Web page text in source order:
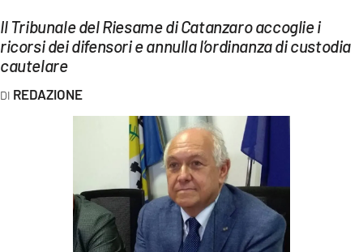
LAC NETWORK
LACONAIR.IT
Il Tribunale del Riesame di Catanzaro accoglie i
ricorsi dei difensori e annulla l’ordinanza di custodia
cautelare
REDAZIONE